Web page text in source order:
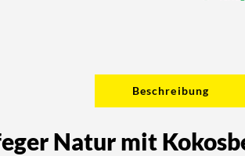
Beschreibung
Natur mit